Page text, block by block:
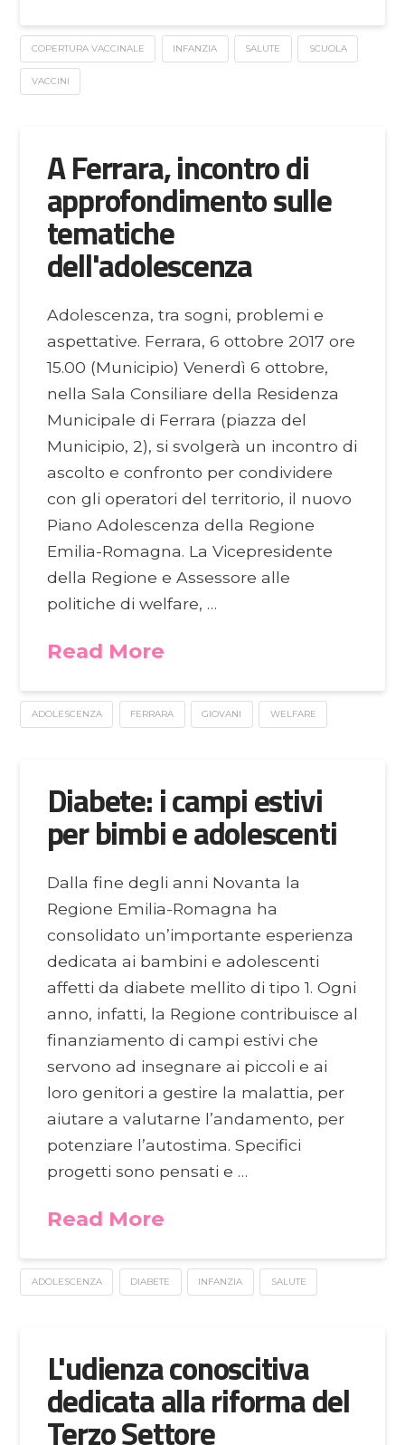
COPERTURA VACCINALE INFANZIA SALUTE SCUOLA
VACCINI
A Ferrara, incontro di
approfondimento sulle
tematiche
dell'adolescenza
Adolescenza, tra sogni, problemi e
aspettative. Ferrara, 6 ottobre 2017 ore
15.00 (Municipio) Venerdì 6 ottobre,
nella Sala Consiliare della Residenza
Municipale di Ferrara (piazza del
Municipio, 2), si svolgerà un incontro di
ascolto e confronto per condividere
con gli operatori del territorio, il nuovo
Piano Adolescenza della Regione
Emilia-Romagna. La Vicepresidente
della Regione e Assessore alle
politiche di welfare, …
Read More
ADOLESCENZA FERRARA GIOVANI WELFARE
Diabete: i campi estivi
per bimbi e adolescenti
Dalla fine degli anni Novanta la
Regione Emilia-Romagna ha
consolidato un’importante esperienza
dedicata ai bambini e adolescenti
affetti da diabete mellito di tipo 1. Ogni
anno, infatti, la Regione contribuisce al
finanziamento di campi estivi che
servono ad insegnare ai piccoli e ai
loro genitori a gestire la malattia, per
aiutare a valutarne l’andamento, per
potenziare l’autostima. Specifici
progetti sono pensati e …
Read More
ADOLESCENZA DIABETE INFANZIA SALUTE
L'udienza conoscitiva
dedicata alla riforma del
Terzo Settore